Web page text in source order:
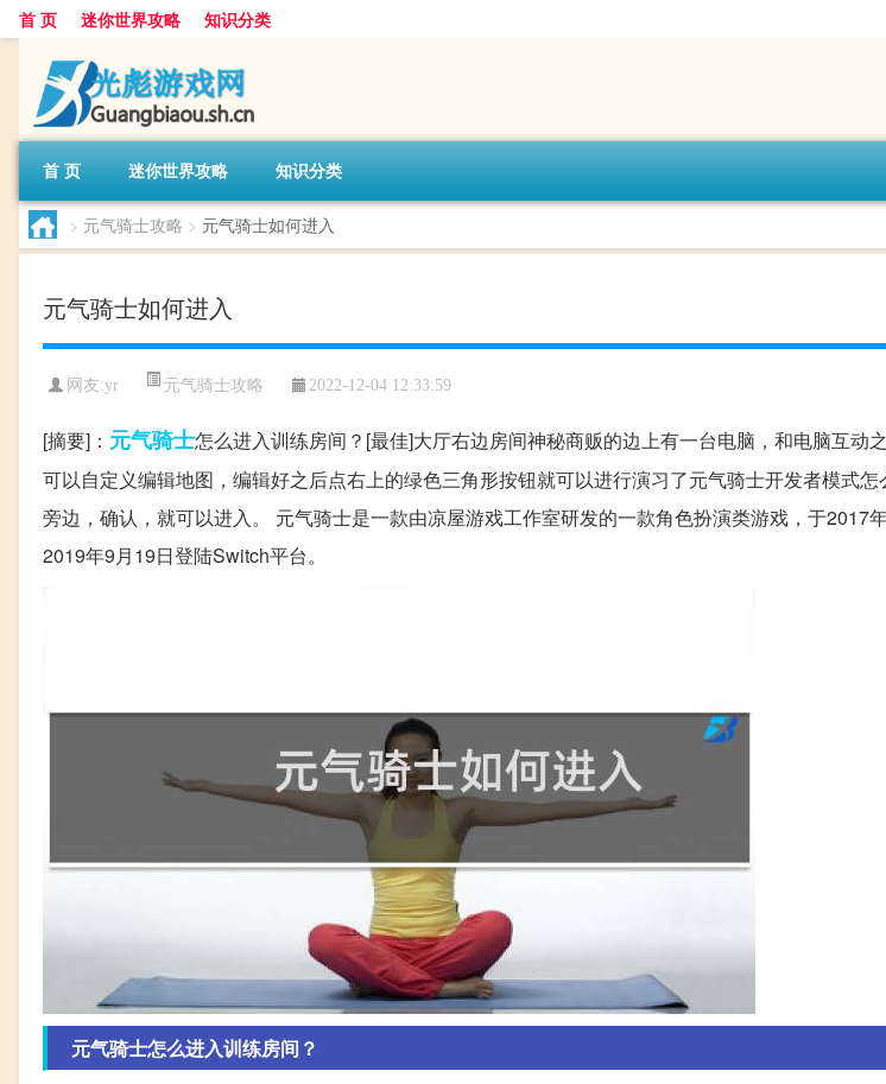
首 页 迷你世界攻略 知识分类
首 页 迷你世界攻略 知识分类
> 元气骑士攻略 > 元气骑士如何进入
元气骑士如何进入
网友:yr 元气骑士攻略 2022-12-04 12:33:59
[摘要]： 元气骑士怎么进入训练房间？[最佳]大厅右边房间神秘商贩的边上有一台电脑，和电脑互动
可以自定义编辑地图，编辑好之后点右上的绿色三角形按钮就可以进行演习了元气骑士开发者模式
旁边，确认，就可以进入。 元气骑士是一款由凉屋游戏工作室研发的一款角色扮演类游戏，于2017
2019年9月19日登陆Switch平台。
元气骑士怎么进入训练房间？